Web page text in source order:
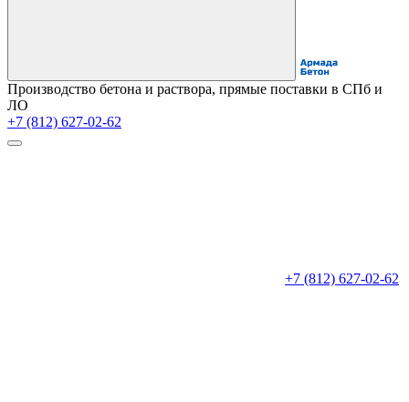
Производство бетона и раствора, прямые поставки в СПб и
ЛО
+7 (812) 627-02-62
+7 (812) 627-02-62